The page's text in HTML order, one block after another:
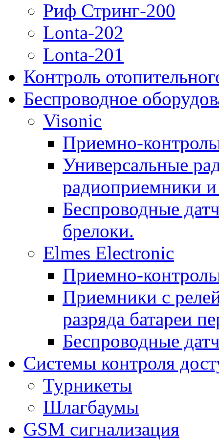
Риф Стринг-200
Lonta-202
Lonta-201
Контроль
Беспроводное
Visonic
Приемно-
Универсальные
радиоприемники
Беспроводные
брелоки.
Elmes Electronic
Приемно-
Приемники с
разряда батареи
Беспроводные
Системы контроля
Турникеты
Шлагбаумы
GSM сигнализация